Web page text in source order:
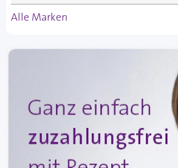
Alle Marken